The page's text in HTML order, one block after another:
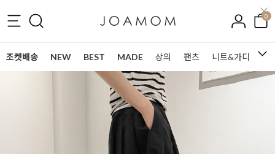
0
조켓배송 NEW BEST MADE 상의 팬츠 니트&가디건